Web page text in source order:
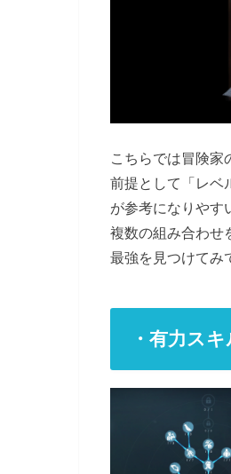
こちらでは冒険家
前提として「レベ
が参考になりやす
複数の組み合わせ
最強を見つけてみ
・有力ス